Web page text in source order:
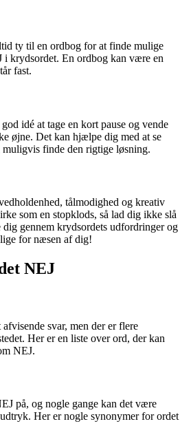
ty til en ordbog for at finde mulige
i krydsordet. En ordbog kan være en
fast.
idé at tage en kort pause og vende
øjne. Det kan hjælpe dig med at se
finde den rigtige løsning.
tålmodighed og kreativ
som en stopklods, så lad dig ikke slå
gennem krydsordets udfordringer og
for næsen af dig!
NEJ
svar, men der er flere
Her er en liste over ord, der kan
NEJ.
på, og nogle gange kan det være
Her er nogle synonymer for ordet